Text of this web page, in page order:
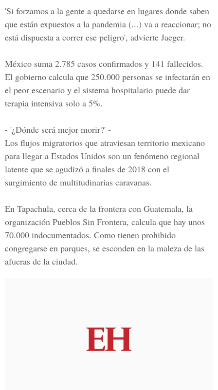
'Si forzamos a la gente a quedarse en lugares donde saben
que están expuestos a la pandemia (...) va a reaccionar; no
está dispuesta a correr ese peligro', advierte Jaeger.
México suma 2.785 casos confirmados y 141 fallecidos.
El gobierno calcula que 250.000 personas se infectarán en
el peor escenario y el sistema hospitalario puede dar
terapia intensiva solo a 5%.
- '¿Dónde será mejor morir?' -
Los flujos migratorios que atraviesan territorio mexicano
para llegar a Estados Unidos son un fenómeno regional
latente que se agudizó a finales de 2018 con el
surgimiento de multitudinarias caravanas.
En Tapachula, cerca de la frontera con Guatemala, la
organización Pueblos Sin Frontera, calcula que hay unos
70.000 indocumentados. Como tienen prohibido
congregarse en parques, se esconden en la maleza de las
afueras de la ciudad.